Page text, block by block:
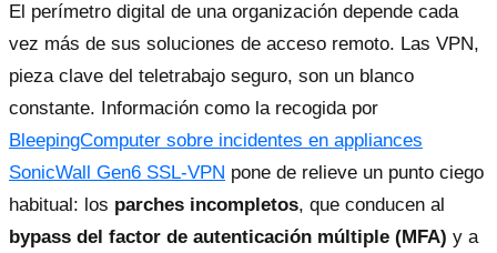
El perímetro digital de una organización depende cada
vez más de sus soluciones de acceso remoto. Las VPN,
pieza clave del teletrabajo seguro, son un blanco
constante. Información como la recogida por
BleepingComputer sobre incidentes en appliances
SonicWall Gen6 SSL-VPN pone de relieve un punto ciego
habitual: los parches incompletos, que conducen al
bypass del factor de autenticación múltiple (MFA) y a